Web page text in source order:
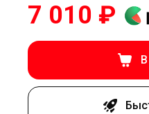
7 010 ₽